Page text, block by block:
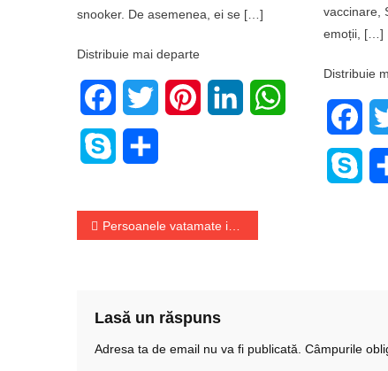
snooker. De asemenea, ei se […]
Distribuie mai departe
FacebookTwitter PinterestLinkedIn WhatsApp
Skype
vaccinare,
emoții, […]
Distribuie
Navigare
Persoanele vatamate in accidente cu vehicule neasigurate au aceelasi drepturi ca si in cazurile masinilor cu asigurare
Lasă un răspuns
Adresa ta de email nu va fi publicată. Câmpurile